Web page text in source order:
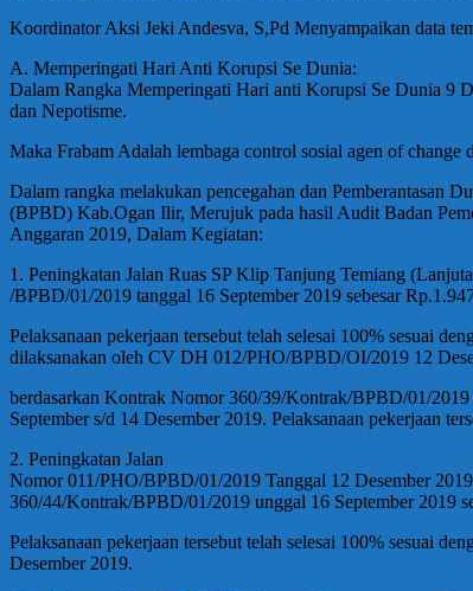
Koordinator Aksi Jeki Andesva, S,Pd Menyampaikan data
A. Memperingati Hari Anti Korupsi Se Dunia:
Dalam Rangka Memperingati Hari anti Korupsi Se Dunia 9
dan Nepotisme.
Maka Frabam Adalah lembaga control sosial agen of
Dalam rangka melakukan pencegahan dan Pemberantasan
(BPBD) Kab.Ogan Ilir, Merujuk pada hasil Audit Badan
Anggaran 2019, Dalam Kegiatan:
1. Peningkatan Jalan Ruas SP Klip Tanjung Temiang
/BPBD/01/2019 tanggal 16 September 2019 sebesar
Pelaksanaan pekerjaan tersebut telah selesai 100% sesuai
dilaksanakan oleh CV DH 012/PHO/BPBD/OI/2019 12
berdasarkan Kontrak Nomor 360/39/Kontrak/BPBD/01/2019
September s/d 14 Desember 2019. Pelaksanaan pekerjaan
2. Peningkatan Jalan
Nomor 011/PHO/BPBD/01/2019 Tanggal 12 Desember
360/44/Kontrak/BPBD/01/2019 unggal 16 September 2019
Pelaksanaan pekerjaan tersebut telah selesai 100% sesuai
Desember 2019.